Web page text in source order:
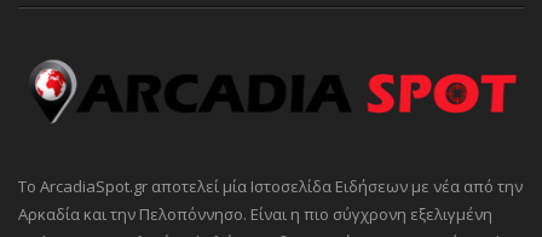
Το ArcadiaSpot.gr αποτελεί μία Ιστοσελίδα Ειδήσεων με νέα από την
Αρκαδία και την Πελοπόννησο. Είναι η πιο σύγχρονη εξελιγμένη